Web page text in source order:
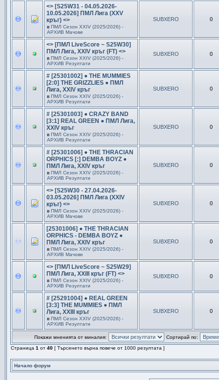
<> [S25W31 - 04.05.2026-
10.05.2026] ПМЛ Лига (XXV
кръг) <>
в ПМЛ Сезон ХXIV (2025/2026) -
АРХИВ Мачове
SUBXERO 0
<> [ПМЛ LiveScore ~ S25W30]
ПМЛ Лига, XXIV кръг (FT) <>
в ПМЛ Сезон ХXIV (2025/2026) -
АРХИВ Резултати
SUBXERO 0
# [25301002] ● THE MUMMIES
[2:0] THE GRIZZLIES ● ПМЛ
Лига, XXIV кръг
в ПМЛ Сезон ХXIV (2025/2026) -
АРХИВ Резултати
SUBXERO 0
# [25301003] ● CRAZY BAND
[3:1] REAL GREEN ● ПМЛ Лига,
XXIV кръг
в ПМЛ Сезон ХXIV (2025/2026) -
АРХИВ Резултати
SUBXERO 0
# [25301006] ● THE THRACIAN
ORPHICS [:] DEMBA BOYZ ●
ПМЛ Лига, XXIV кръг
в ПМЛ Сезон ХXIV (2025/2026) -
АРХИВ Резултати
SUBXERO 0
<> [S25W30 - 27.04.2026-
03.05.2026] ПМЛ Лига (XXIV
кръг) <>
в ПМЛ Сезон ХXIV (2025/2026) -
АРХИВ Мачове
SUBXERO 0
[25301006] ● THE THRACIAN
ORPHICS - DEMBA BOYZ ●
ПМЛ Лига, XXIV кръг
в ПМЛ Сезон ХXIV (2025/2026) -
АРХИВ Мачове
SUBXERO 0
<> [ПМЛ LiveScore ~ S25W29]
ПМЛ Лига, XXIII кръг (FT) <>
в ПМЛ Сезон ХXIV (2025/2026) -
АРХИВ Резултати
SUBXERO 0
# [25291004] ● REAL GREEN
[3:3] THE MUMMIES ● ПМЛ
Лига, XXIII кръг
в ПМЛ Сезон ХXIV (2025/2026) -
АРХИВ Резултати
SUBXERO 0
Покажи мненията от миналия:
Сортирай по:
Страница 1 от 40 [ Търсенето върна повече от 1000 резултата ]
Начало форум